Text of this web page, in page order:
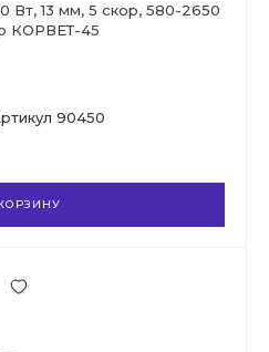
Вт, 13 мм, 5 скор, 580-2650
КОРВЕТ-45
90450